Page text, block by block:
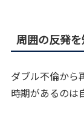
周囲の反発
ダブル不倫から
時期があるのは